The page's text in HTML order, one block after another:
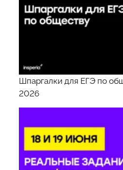
Шпаргалки для ЕГЭ по
2026